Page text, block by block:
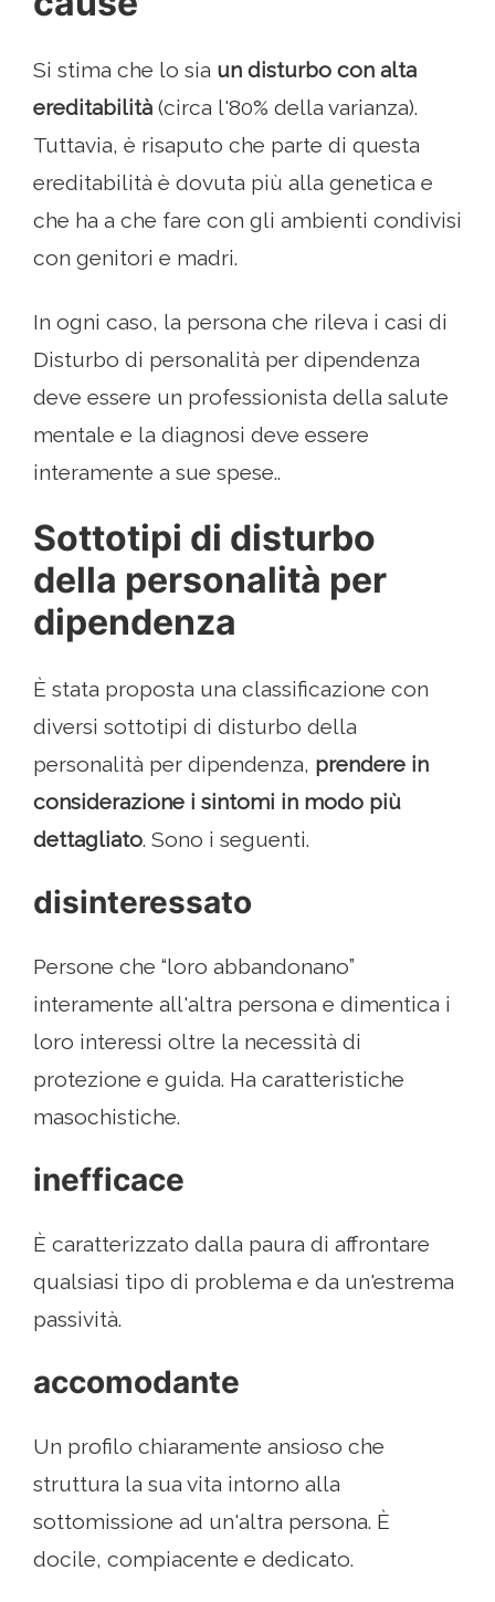
Si stima che lo sia un disturbo con alta
ereditabilità (circa l'80% della varianza).
Tuttavia, è risaputo che parte di questa
ereditabilità è dovuta più alla genetica e
che ha a che fare con gli ambienti condivisi
con genitori e madri.
In ogni caso, la persona che rileva i casi di
Disturbo di personalità per dipendenza
deve essere un professionista della salute
mentale e la diagnosi deve essere
interamente a sue spese..
Sottotipi di disturbo
della personalità per
dipendenza
È stata proposta una classificazione con
diversi sottotipi di disturbo della
personalità per dipendenza, prendere in
considerazione i sintomi in modo più
dettagliato. Sono i seguenti.
disinteressato
Persone che “loro abbandonano”
interamente all'altra persona e dimentica i
loro interessi oltre la necessità di
protezione e guida. Ha caratteristiche
masochistiche.
inefficace
È caratterizzato dalla paura di affrontare
qualsiasi tipo di problema e da un'estrema
passività.
accomodante
Un profilo chiaramente ansioso che
struttura la sua vita intorno alla
sottomissione ad un'altra persona. È
docile, compiacente e dedicato.